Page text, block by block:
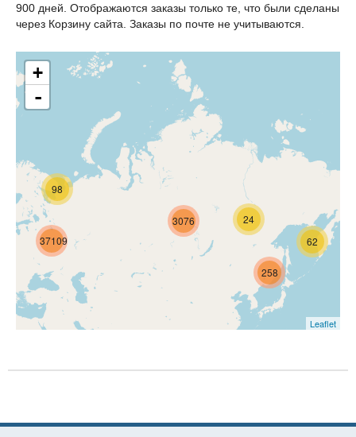
900 дней. Отображаются заказы только те, что были сделаны
через Корзину сайта. Заказы по почте не учитываются.
24
62
258
98
3076
37109
+
-
Leaflet